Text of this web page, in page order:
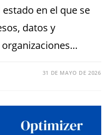
en el que se
datos y
31 DE MAYO DE 2026